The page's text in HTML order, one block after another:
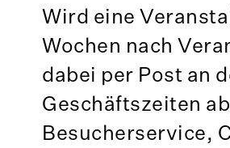
Wird eine
Wochen nach
dabei per Post an
Geschäftszeiten
Besucherservice,